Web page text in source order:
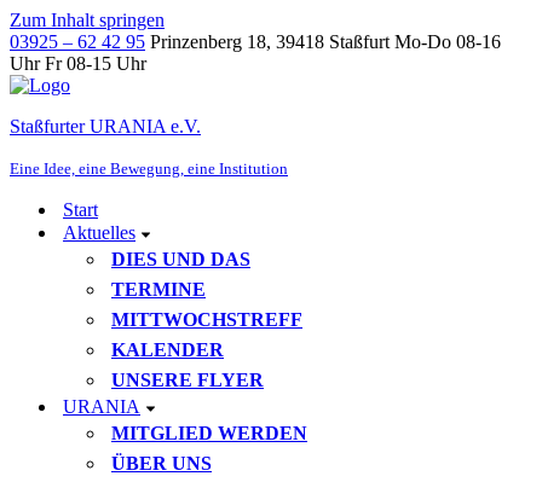
Zum Inhalt springen
03925 – 62 42 95 Prinzenberg 18, 39418 Staßfurt Mo-Do 08-16
Uhr Fr 08-15 Uhr
Staßfurter URANIA e.V.
Eine Idee, eine Bewegung, eine Institution
Start
Aktuelles
DIES UND DAS
TERMINE
MITTWOCHSTREFF
KALENDER
UNSERE FLYER
URANIA
MITGLIED WERDEN
ÜBER UNS